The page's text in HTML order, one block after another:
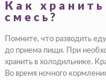
Как
смесь?
Помните, что разводить
до приема пищи. При
хранить в холодильнике.
Во время ночного